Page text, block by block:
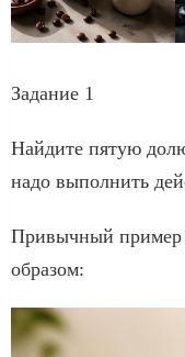
Задание 1
Найдите пятую
надо выполнить
Привычный пример
образом: